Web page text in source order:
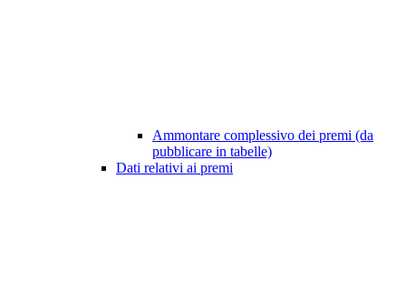
Ammontare complessivo dei premi (da
pubblicare in tabelle)
Dati relativi ai premi